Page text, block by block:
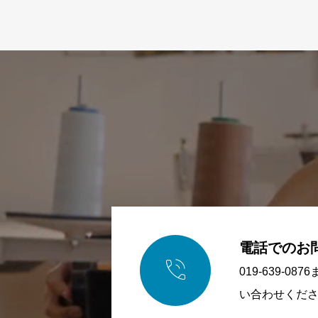

電話でのお
019-639-0876
い合わせくだ